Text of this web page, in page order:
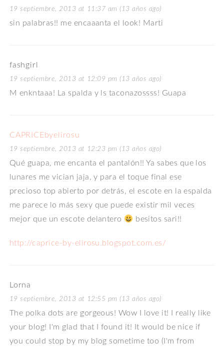
19 septiembre, 2013 at 11:37 am (13 años ago)
sin palabras!! me encaaanta el look! Marti
fashgirl
19 septiembre, 2013 at 12:09 pm (13 años ago)
M enkntaaa! La spalda y ls taconazossss! Guapa
CAPRICEbyelirosu
19 septiembre, 2013 at 12:23 pm (13 años ago)
Qué guapa, me encanta el pantalón!! Ya sabes que los
lunares me vician jaja, y para el toque final ese
precioso top abierto por detrás, el escote en la espalda
me parece lo más sexy que puede existir mil veces
mejor que un escote delantero
besitos sari!!
http://caprice-by-elirosu.blogspot.com.es/
Lorna
19 septiembre, 2013 at 12:55 pm (13 años ago)
The polka dots are gorgeous! Wow I love it! I really like
your blog! I'm glad that I found it! It would be nice if
you could stop by my blog sometime too (I'm from